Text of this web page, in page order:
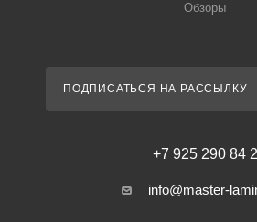
Обзоры
ПОДПИСАТЬСЯ НА РАССЫЛКУ
+7 925 290 84
info@master-